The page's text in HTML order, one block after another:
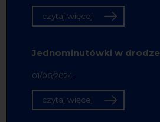
czytaj więcej
Jednominutówki w drodze
01/06/2024
czytaj więcej